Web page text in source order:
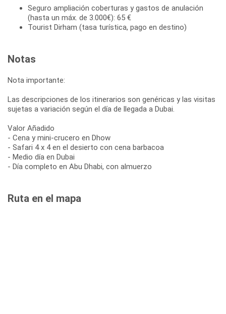
Seguro ampliación coberturas y gastos de anulación
(hasta un máx. de 3.000€): 65 €
Tourist Dirham (tasa turística, pago en destino)
Notas
Nota importante:
Las descripciones de los itinerarios son genéricas y las visitas
sujetas a variación según el día de llegada a Dubai.
Valor Añadido
- Cena y mini-crucero en Dhow
- Safari 4 x 4 en el desierto con cena barbacoa
- Medio día en Dubai
- Día completo en Abu Dhabi, con almuerzo
Ruta en el mapa